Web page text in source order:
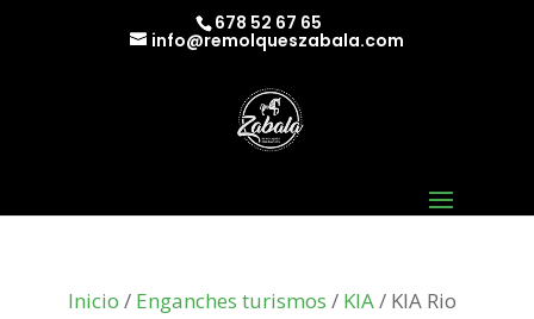
678 52 67 65
info@remolqueszabala.com
Inicio / Enganches turismos / KIA/ KIA Rio